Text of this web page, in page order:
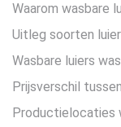
Waarom wasbare
Uitleg soorten
Wasbare luiers
Prijsverschil
Productielocaties